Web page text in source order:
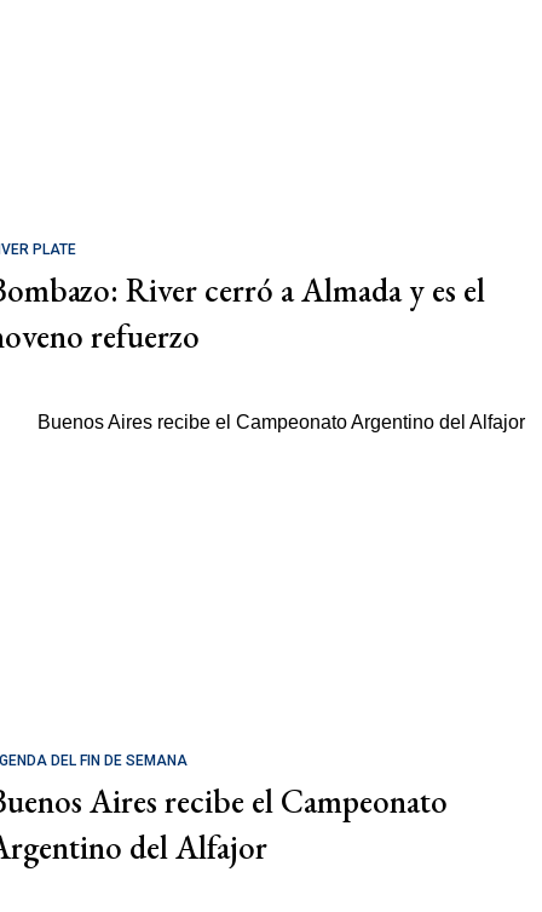
PLATE
River cerró a Almada y es el
refuerzo
DEL FIN DE SEMANA
Aires recibe el Campeonato
del Alfajor